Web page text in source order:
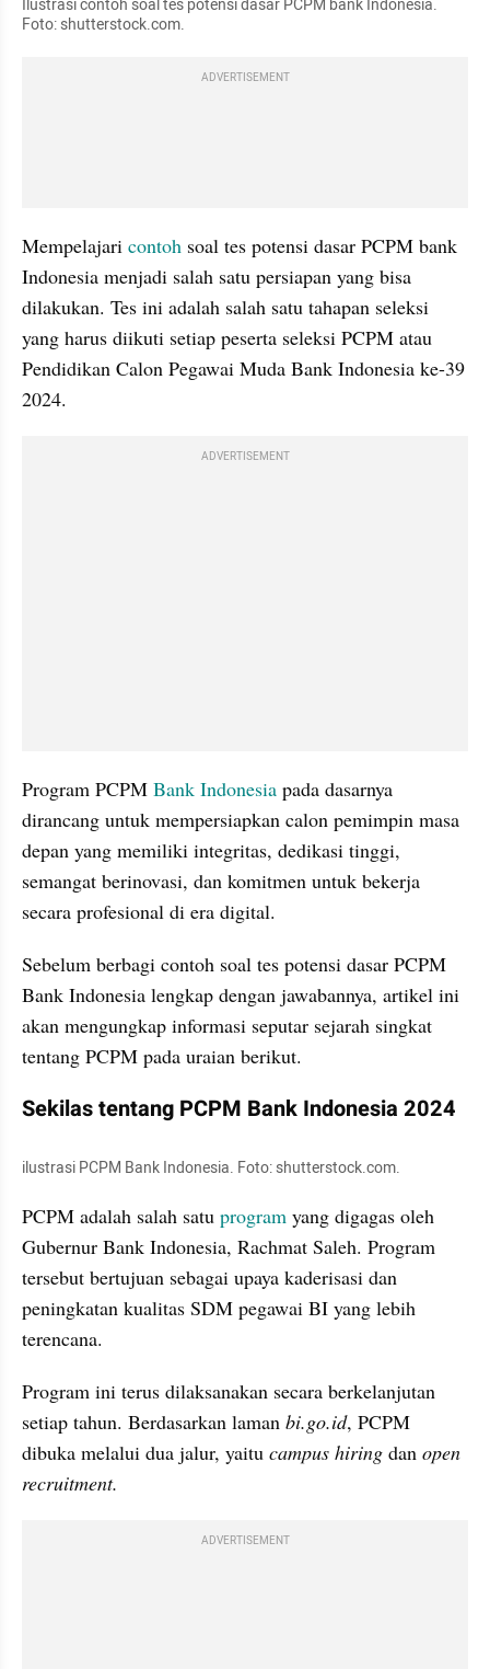
Foto: shutterstock.com.
ADVERTISEMENT
Mempelajari contoh soal tes potensi dasar PCPM bank
Indonesia menjadi salah satu persiapan yang bisa
dilakukan. Tes ini adalah salah satu tahapan seleksi
yang harus diikuti setiap peserta seleksi PCPM atau
Pendidikan Calon Pegawai Muda Bank Indonesia ke-39
2024.
ADVERTISEMENT
Program PCPM Bank Indonesia pada dasarnya
dirancang untuk mempersiapkan calon pemimpin masa
depan yang memiliki integritas, dedikasi tinggi,
semangat berinovasi, dan komitmen untuk bekerja
secara profesional di era digital.
Sebelum berbagi contoh soal tes potensi dasar PCPM
Bank Indonesia lengkap dengan jawabannya, artikel ini
akan mengungkap informasi seputar sejarah singkat
tentang PCPM pada uraian berikut.
Sekilas tentang PCPM Bank Indonesia 2024
ilustrasi PCPM Bank Indonesia. Foto: shutterstock.com.
PCPM adalah salah satu program yang digagas oleh
Gubernur Bank Indonesia, Rachmat Saleh. Program
tersebut bertujuan sebagai upaya kaderisasi dan
peningkatan kualitas SDM pegawai BI yang lebih
terencana.
Program ini terus dilaksanakan secara berkelanjutan
setiap tahun. Berdasarkan laman bi.go.id, PCPM
dibuka melalui dua jalur, yaitu campus hiring dan open
recruitment.
ADVERTISEMENT